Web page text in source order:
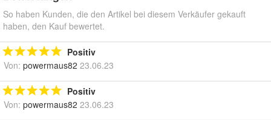
So haben Kunden, die den Artikel bei diesem Verkäufer gekauft
haben, den Kauf bewertet.
Positiv
Von: powermaus82 23.06.23
Positiv
Von: powermaus82 23.06.23